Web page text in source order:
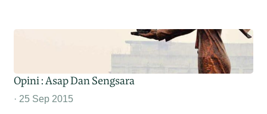
Opini : Asap Dan Sengsara
25 Sep 2015